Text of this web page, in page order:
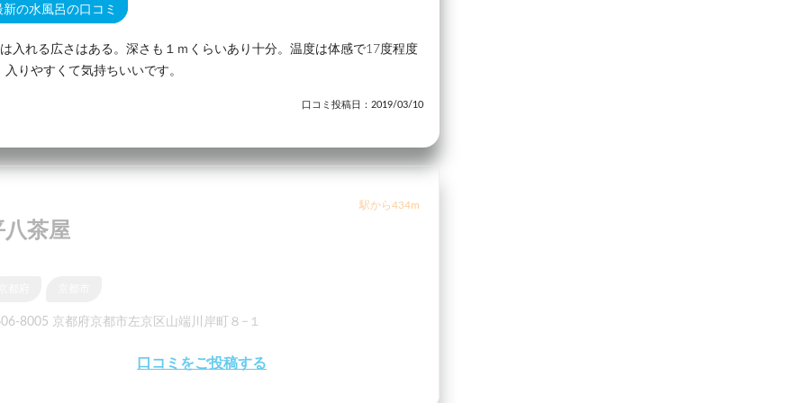
新の水風呂の口コミ
入れる広さはある。深さも１ｍくらいあり十分。温度は体感で17度程度
入りやすくて気持ちいいです。
口コミ投稿日：2019/03/10
駅から434m
八茶屋
8005 京都府京都市左京区山端川岸町８−１
口コミをご投稿する